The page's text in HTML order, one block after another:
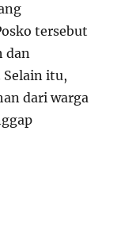
tersebut
dan
itu,
dari warga